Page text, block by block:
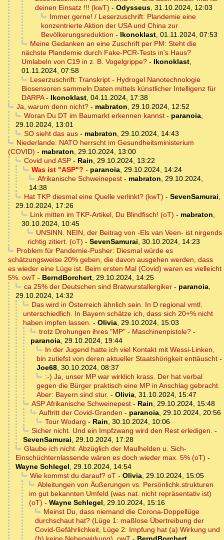
deinen Einsatz !!! (kwT) - Odysseus, 31.10.2024, 12:03
Immer gerne! / Leserzuschrift: Plandemie eine
konzentrierte Aktion der USA und China zur
Bevölkerungsreduktion - Ikonoklast, 01.11.2024, 07:53
Meine Gedanken an eine Zuschrift per PM: Steht die
nächste Plandemie durch Fake-PCR-Tests in's Haus?
Umlabeln von C19 in z. B. Vogelgrippe? - Ikonoklast,
01.11.2024, 07:58
Leserzuschrift: Transkript - Hydrogel Nanotechnologie
Biosensoren sammeln Daten mittels künstlicher Intelligenz für
DARPA- Ikonoklast, 04.11.2024, 17:38
Ja, warum denn nicht?- mabraton, 29.10.2024, 12:52
Woran Du DT im Baumarkt erkennen kannst- paranoia,
29.10.2024, 13:01
SO sieht das aus- mabraton, 29.10.2024, 14:43
Niederlande: NATO herrscht im Gesundheitsministerium
(COVID) - mabraton, 29.10.2024, 13:00
Covid und ASP- Rain, 29.10.2024, 13:22
Was ist "ASP"? - paranoia, 29.10.2024, 14:24
Afrikanische Schweinepest- mabraton, 29.10.2024,
14:38
Hat TKP diesmal eine Quelle verlinkt? (kwT) - SevenSamurai,
29.10.2024, 17:26
Link mitten im TKP-Artikel, Du Blindfisch! (oT) - mabraton,
30.10.2024, 10:45
UNSINN. NEIN, der Beitrag von -Els van Veen- ist nirgends
richtig zitiert. (oT) - SevenSamurai, 30.10.2024, 14:23
Problem für Pandemie-Pusher: Diesmal würde es
schätzungsweise 20% geben, die davon ausgehen werden, dass
es wieder eine Lüge ist. Beim ersten Mal (Covid) waren es vielleicht
5%. owT - BerndBorchert, 29.10.2024, 14:25
ca 25% der Deutschen sind Bratwurstallergiker- paranoia,
29.10.2024, 14:32
Das wird in Österreich ähnlich sein. In D regional vmtl.
unterschiedlich. In Bayern schätze ich, dass sich 20+% nicht
haben impfen lassen. - Olivia, 29.10.2024, 15:03
trotz Drohungen ihres "MP" - Maschinenpistole?-
paranoia, 29.10.2024, 19:44
In der Jugend hatte ich viel Kontakt mit Wessi-Linken,
bin zutiefst von deren aktueller Staatshörigkeit enttäuscht -
Joe68, 30.10.2024, 08:37
:-) Ja, unser MP war wirklich krass. Der hat verbal
gegen die Bürger praktisch eine MP in Anschlag gebracht.
Aber: Bayern sind stur. - Olivia, 31.10.2024, 15:47
ASP Afrikanische Schweinepest- Rain, 29.10.2024, 15:48
Auftritt der Covid-Granden - paranoia, 29.10.2024, 20:56
Tour Wodarg - Rain, 30.10.2024, 10:06
Sicher nicht. Und ein Impfzwang wird den Rest erledigen. -
SevenSamurai, 29.10.2024, 17:28
Glaube ich nicht. Abzüglich der Maulhelden u. Sich-
Einschüchternlassende wären es doch wieder max. 5% (oT) -
Wayne Schlegel, 29.10.2024, 14:54
Wie kommst du darauf? oT- Olivia, 29.10.2024, 15:05
Ableitungen von Äußerungen vs. Persönlichk.strukturen
im gut bekannten Umfeld (was nat. nicht repräsentativ ist)
(oT) - Wayne Schlegel, 29.10.2024, 15:16
Meinst Du, dass niemand die Corona-Doppellüge
durchschaut hat? (Lüge 1: maßlose Übertreibung der
Covid-Gefährlichkeit, Lüge 2: Impfung hat (a) Wirkung und